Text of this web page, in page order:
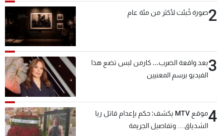
2صورة خُبئت لأكثر من مئة عام
3بعد واقعة الضرب... كارمن لبس تضع هذا
الفيديو برسم المعنيين
4
موقع MTV يكشف: حكم بإعدام قاتل ريا
الشدياق… وتفاصيل الجريمة